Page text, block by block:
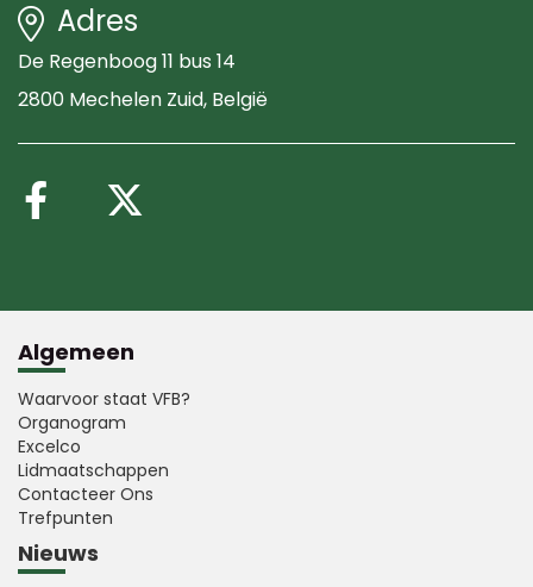
Adres
De Regenboog 11 bus 14
2800 Mechelen Zuid, België
Volg ons op Facebook
Algemeen
Waarvoor staat VFB?
Organogram
Excelco
Lidmaatschappen
Contacteer Ons
Trefpunten
Nieuws